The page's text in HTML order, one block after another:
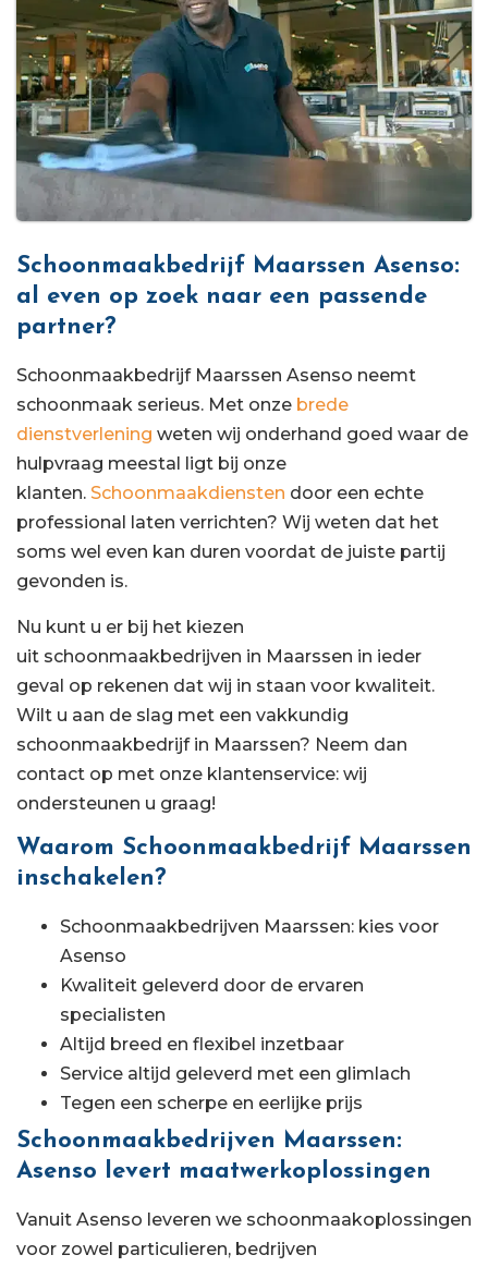
Schoonmaakbedrijf Maarssen Asenso:
al even op zoek naar een passende
partner?
Schoonmaakbedrijf Maarssen Asenso neemt
schoonmaak serieus. Met onze brede
dienstverlening weten wij onderhand goed waar de
hulpvraag meestal ligt bij onze
klanten. Schoonmaakdiensten door een echte
professional laten verrichten? Wij weten dat het
soms wel even kan duren voordat de juiste partij
gevonden is.
Nu kunt u er bij het kiezen
uit schoonmaakbedrijven in Maarssen in ieder
geval op rekenen dat wij in staan voor kwaliteit.
Wilt u aan de slag met een vakkundig
schoonmaakbedrijf in Maarssen? Neem dan
contact op met onze klantenservice: wij
ondersteunen u graag!
Waarom Schoonmaakbedrijf Maarssen
inschakelen?
Schoonmaakbedrijven Maarssen: kies voor
Asenso
Kwaliteit geleverd door de ervaren
specialisten
Altijd breed en flexibel inzetbaar
Service altijd geleverd met een glimlach
Tegen een scherpe en eerlijke prijs
Schoonmaakbedrijven Maarssen:
Asenso levert maatwerkoplossingen
Vanuit Asenso leveren we schoonmaakoplossingen
voor zowel particulieren, bedrijven